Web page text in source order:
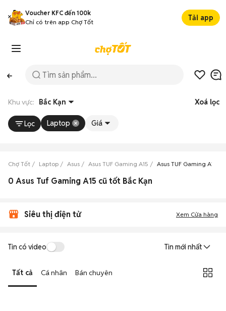
Voucher KFC đến 100k
Chỉ có trên app Chợ Tốt
Tải app
Khu vực: Bắc Kạn Xoá lọc
Lọc Laptop Giá
Chợ Tốt Laptop Asus Asus TUF Gaming A15 Asus TUF Gaming A15
0 Asus Tuf Gaming A15 cũ tốt Bắc Kạn
Siêu thị điện tử Xem Cửa hàng
Tin có video Tin mới nhất
Tất cả Cá nhân Bán chuyên